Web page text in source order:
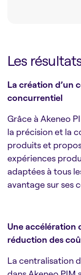
Les
La création d’un
concurrentiel
Grâce à Akeneo
la précision et la
produits et
expériences
adaptées à tous
avantage sur ses
Une accélération
réduction des
La centralisation